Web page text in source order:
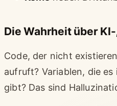
Die Wahrheit über
Code, der nicht
aufruft? Variablen, die
gibt? Das sind